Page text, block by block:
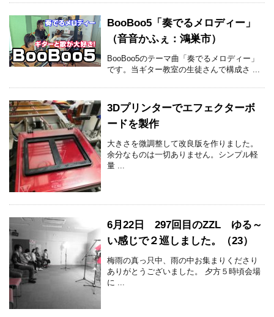
BooBoo5「奏でるメロディー」
（音音かふぇ：鴻巣市）
BooBoo5のテーマ曲「奏でるメロディー」
です。当ギター教室の生徒さんで構成さ ...
3Dプリンターでエフェクターボ
ードを製作
大きさを微調整して改良版を作りました。
余分なものは一切ありません。シンプル軽
量 ...
6月22日 297回目のZZL ゆる～
い感じで２巡しました。（23）
梅雨の真っ只中、雨の中お集まりくださり
ありがとうございました。 夕方５時頃会場
に ...